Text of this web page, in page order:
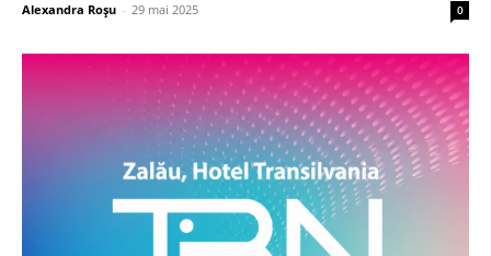
Alexandra Roșu - 29 mai 2025 0